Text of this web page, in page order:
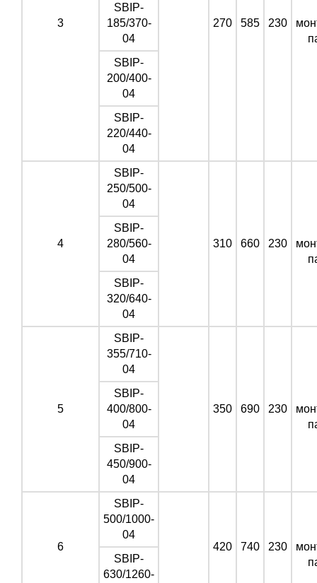
3 270 585 230
SBIP-
185/370-
04
SBIP-
200/400-
04
SBIP-
220/440-
04
4
SBIP-
250/500-
04
310 660 230
SBIP-
280/560-
04
SBIP-
320/640-
04
5
SBIP-
355/710-
04
350 690 230
SBIP-
400/800-
04
SBIP-
450/900-
04
6
SBIP-
500/1000-
04
420
740 230
SBIP-
630/1260-